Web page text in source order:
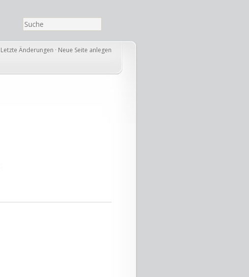
Letzte Änderungen · Neue Seite anlegen